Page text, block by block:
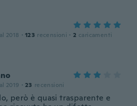
2018 · 123 recensioni · 2 caricamenti
2019 · 23 recensioni
però è quasi trasparente e